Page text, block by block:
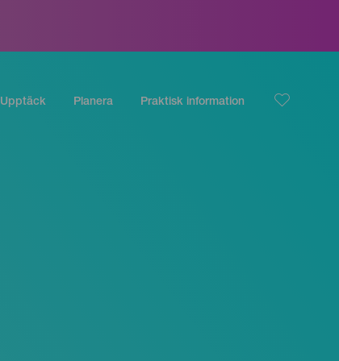
Upptäck Planera Praktisk information